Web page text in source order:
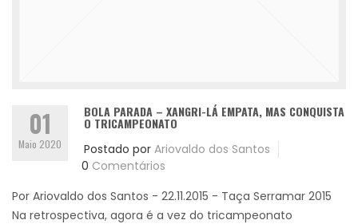
01
Maio 2020
BOLA PARADA – XANGRI-LÁ EMPATA, MAS CONQUISTA
O TRICAMPEONATO
Postado por Ariovaldo dos Santos
0 Comentários
Por Ariovaldo dos Santos - 22.11.2015 - Taça Serramar 2015
Na retrospectiva, agora é a vez do tricampeonato